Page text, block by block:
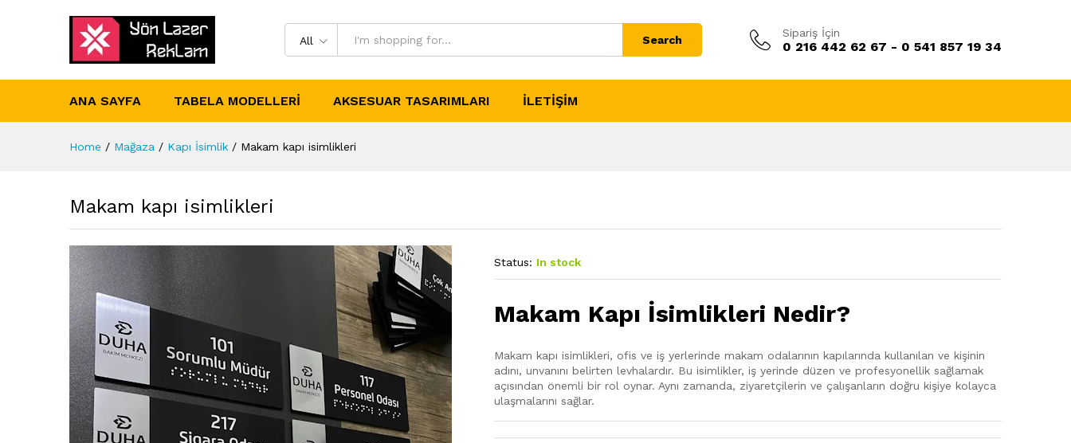
All Search
Sipariş İçin
0 216 442 62 67 - 0 541 857 19 34
ANA SAYFA TABELA MODELLERI AKSESUAR TASARIMLARI İLETIŞIM
Home / Mağaza / Kapı İsimlik / Makam kapı isimlikleri
Makam kapı isimlikleri
Status: In stock
Makam Kapı İsimlikleri Nedir?
Makam kapı isimlikleri, ofis ve iş yerlerinde makam odalarının kapılarında kullanılan ve kişinin
adını, unvanını belirten levhalardır. Bu isimlikler, iş yerinde düzen ve profesyonellik sağlamak
açısından önemli bir rol oynar. Aynı zamanda, ziyaretçilerin ve çalışanların doğru kişiye kolayca
ulaşmalarını sağlar.